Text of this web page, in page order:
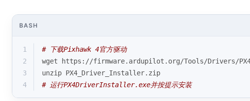
BASH
1
# 下载Pixhawk 4官方驱动
2
wget https://firmware.ardupilot.org/Tools/Drivers/
3
unzip PX4_Driver_Installer.zip
4
# 运行PX4DriverInstaller.exe并按提示安装